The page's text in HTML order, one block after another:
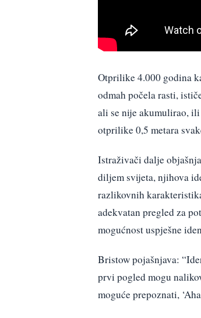
Otprilike 4.000 godina
odmah počela rasti,
ali se nije akumulirao,
otprilike 0,5 metara
Istraživači dalje
diljem svijeta, njihova
razlikovnih
adekvatan pregled za
mogućnost uspješne
Bristow pojašnjava:
prvi pogled mogu
moguće prepoznati,